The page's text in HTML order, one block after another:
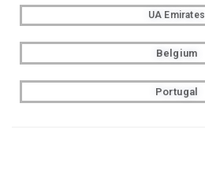
UA Emirates
Belgium
Portugal